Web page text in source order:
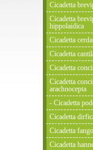
Cicadetta
Cicadetta
hippolaidica
Cicadetta
Cicadetta
Cicadetta
Cicadetta
arachnocepta
- Cicadetta
Cicadetta
Cicadetta
Cicadetta